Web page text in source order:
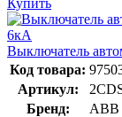
Купить
Выключатель
Код товара:
Артикул:
Бренд:
ABB